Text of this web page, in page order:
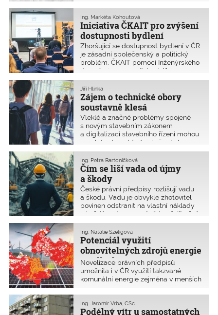
premiérovi Petrovi Fialovi a ministru
školství Mikuláši Bekovi s upozorněním
na nedostatky návrhu transformace
výuky matematiky v základních
školách.
prostřednictvím odborných zkušeností
23 přednášejících. Pro zveřejnění v
publikaci bylo zpracováno 11
přednášek. Publikace bude vydána v
omezeném tištěném nákladu, který
bude rozeslán obcím. Zde přinášíme
stručnou anotaci hlavních kapitol.
Všechny přednášky je však možné
Iniciativa ČKAIT pro zvýšení
dostupnosti bydlení
Ing. Markéta Kohoutová
Zhoršující se dostupnost bydlení v ČR
je zásadní společenský a politický
problém. ČKAIT pomocí Inženýrského
dne 2024 a navazující publikace
Dostupné bydlení chce ukázat jeden
vzorový příklad i upozornit na některé
nepravdy a opomíjené informace,
které s tímto tématem úzce souvisí.
Zájem o technické obory
soustavně klesá
Jiří Hlinka
Vleklé a značné problémy spojené
s novým stavebním zákonem
a digitalizací stavebního řízení mohou
vyvolat odchod řady zkušených
praktiků z oboru. Tuto obavu potvrdilo
952 autorizovaných osob, což bylo
46 % respondentů, v bleskovém
průzkumu ČKAIT na konci listopadu
2024.
Čím se liší vada od újmy
a škody
Ing. Petra Bartoníčková
České právní předpisy rozlišují vadu
a škodu. Vadu je obvykle zhotovitel
povinen odstranit na vlastní náklady
a každá vada nemusí vždy přejít až do
stadia škody. Autorizované osoby jsou
pojištěny nikoliv na odstranění vad ve
svém vadném plnění, ale na
financování náhrady škody, která
vznikne obvykle až jako důsledek
vadného plnění. Jak je tedy
definováno vadné plnění a kdy má
stavební dílo vady? Jaký je rozdíl mezi
Potenciál využití
obnovitelných zdrojů energie
v sídlech
Ing. Natálie Szeligová
Novelizace právních předpisů
umožnila i v ČR využití takzvané
komunální energie zejména v menších
zákona umožnila realizaci zařízení pro
výrobu elektřiny z obnovitelných
zdrojů s výkonem do 50 kW bez
Podélný vítr u samostatných
Ing. Jaromír Vrba, CSc.